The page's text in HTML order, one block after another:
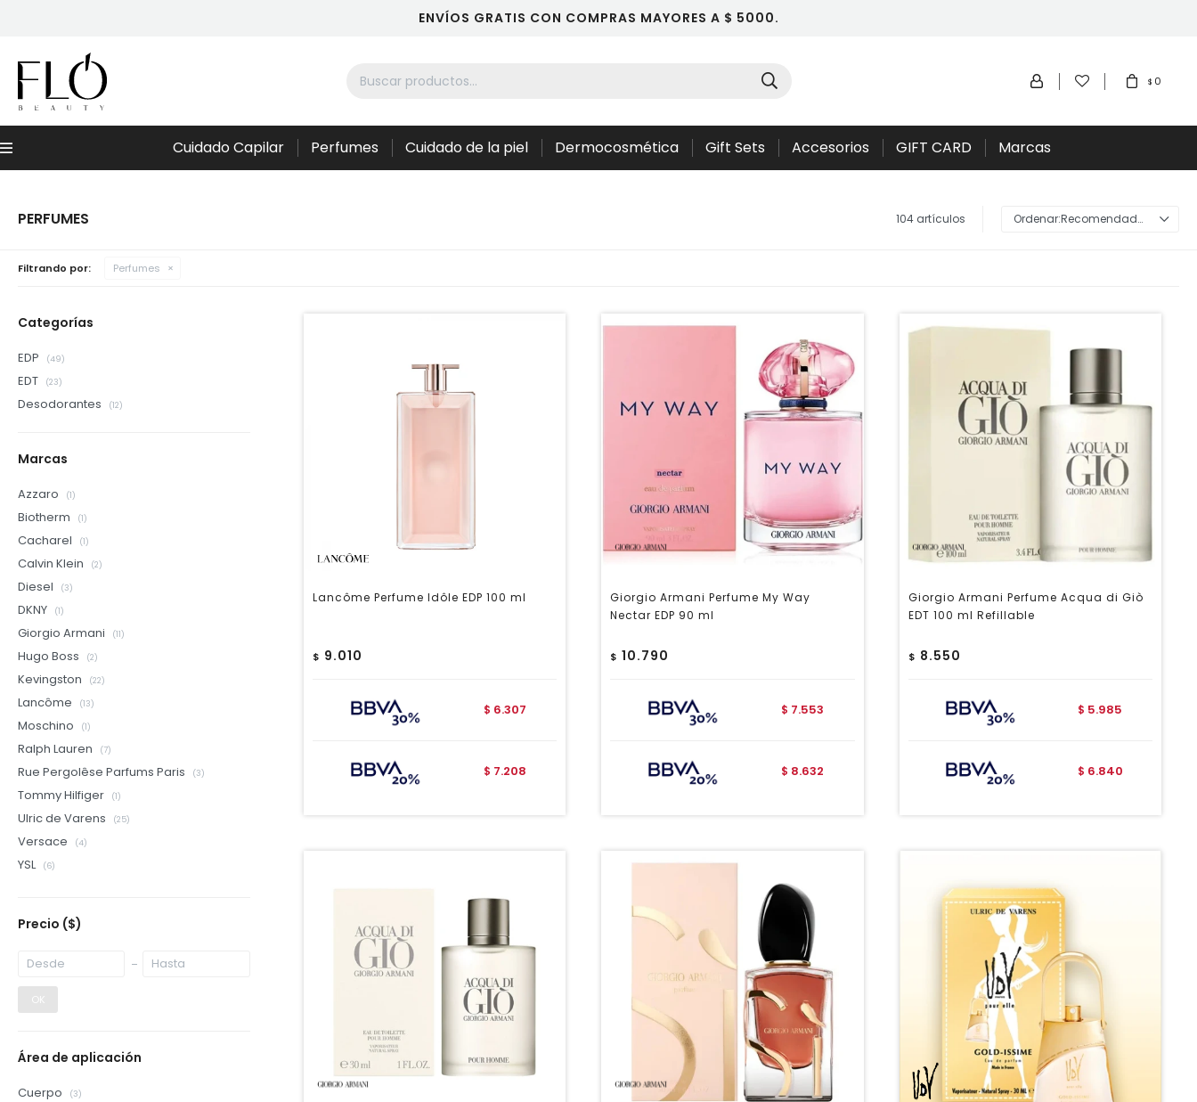
ENVÍOS GRATIS CON COMPRAS MAYORES A $ 5000.
Menú Cuidado Capilar Perfumes Cuidado de la piel Dermocosmética Gift Sets Accesorios GIFT CARD Marcas
$ 0
PERFUMES 104 artículos Recomendados
Filtrando por: Perfumes
Lancôme Perfume Idôle EDP 100 ml
$ 9.010
$ 6.307
$ 7.208
Giorgio Armani Perfume My Way
Nectar EDP 90 ml
$ 10.790
$ 7.553
$ 8.632
Giorgio Armani Perfume Acqua di Giò
EDT 100 ml Refillable
$ 8.550
$ 5.985
$ 6.840
Categorías
EDP (49)
EDT (23)
Desodorantes (12)
Marcas
Azzaro (1)
Biotherm (1)
Cacharel (1)
Calvin Klein (2)
Diesel (3)
DKNY (1)
Giorgio Armani (11)
Hugo Boss (2)
Kevingston (22)
Lancôme (13)
Moschino (1)
Ralph Lauren (7)
Rue Pergolêse Parfums Paris (3)
Tommy Hilfiger (1)
Ulric de Varens (25)
Versace (4)
YSL (6)
Precio ($)
OK
Área de aplicación
Cuerpo (3)